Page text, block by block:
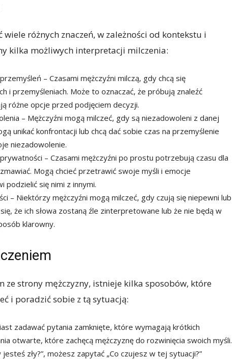
różnych znaczeń, w zależności od kontekstu i
kilka możliwych interpretacji milczenia:
– Czasami mężczyźni milczą, gdy chcą się
i przemyśleniach. Może to oznaczać, że próbują znaleźć
różne opcje przed podjęciem decyzji.
– Mężczyźni mogą milczeć, gdy są niezadowoleni z danej
unikać konfrontacji lub chcą dać sobie czas na przemyślenie
niezadowolenie.
– Czasami mężczyźni po prostu potrzebują czasu dla
Mogą chcieć przetrawić swoje myśli i emocje
podzielić się nimi z innymi.
– Niektórzy mężczyźni mogą milczeć, gdy czują się niepewni lub
że ich słowa zostaną źle zinterpretowane lub że nie będą w
klarowny.
ze strony mężczyzny, istnieje kilka sposobów, które
i poradzić sobie z tą sytuacją:
zadawać pytania zamknięte, które wymagają krótkich
otwarte, które zachęcą mężczyznę do rozwinięcia swoich myśli.
zły?”, możesz zapytać „Co czujesz w tej sytuacji?”